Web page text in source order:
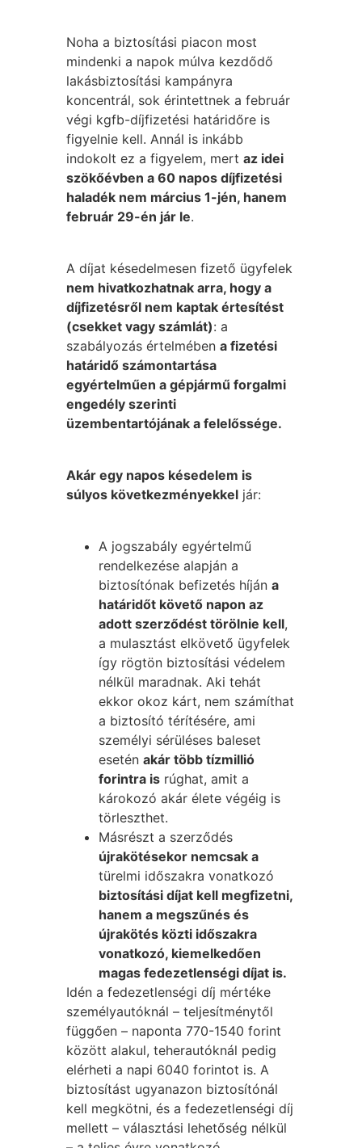
Noha a biztosítási piacon most
mindenki a napok múlva kezdődő
lakásbiztosítási kampányra
koncentrál, sok érintettnek a február
végi kgfb-díjfizetési határidőre is
figyelnie kell. Annál is inkább
indokolt ez a figyelem, mertaz idei
szökőévben a 60 napos díjfizetési
haladék nem március 1-jén, hanem
február 29-én jár le.
A díjat késedelmesen fizető ügyfelek
nem hivatkozhatnak arra, hogy a
díjfizetésről nem kaptak értesítést
(csekket vagy számlát): a
szabályozás értelmébena fizetési
határidő számontartása
egyértelműen a gépjármű forgalmi
engedély szerinti
üzembentartójának a felelőssége.
Akár egy napos késedelem is
súlyos következményekkel jár:
A jogszabály egyértelmű
rendelkezése alapján a
biztosítónak befizetés híjána
határidőt követő napon az
adott szerződést törölnie kell,
a mulasztást elkövető ügyfelek
így rögtön biztosítási védelem
nélkül maradnak. Aki tehát
ekkor okoz kárt, nem számíthat
a biztosító térítésére, ami
személyi sérüléses baleset
eseténakár több tízmillió
forintra is rúghat, amit a
károkozó akár élete végéig is
törleszthet.
Másrészt a szerződés
újrakötésekor nemcsak a
türelmi időszakra vonatkozó
biztosítási díjat kell megfizetni,
hanem a megszűnés és
újrakötés közti időszakra
vonatkozó, kiemelkedően
magas fedezetlenségi díjat is.
Idén a fedezetlenségi díj mértéke
személyautóknál – teljesítménytől
függően – naponta 770-1540 forint
között alakul, teherautóknál pedig
elérheti a napi 6040 forintot is. A
biztosítást ugyanazon biztosítónál
kell megkötni, és a fedezetlenségi díj
mellett – választási lehetőség nélkül